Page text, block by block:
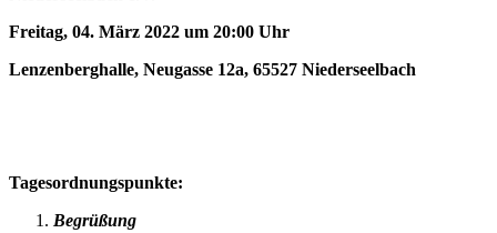
Freitag, 04. März 2022 um 20:00 Uhr
Lenzenberghalle, Neugasse 12a, 65527 Niederseelbach
Tagesordnungspunkte:
Begrüßung